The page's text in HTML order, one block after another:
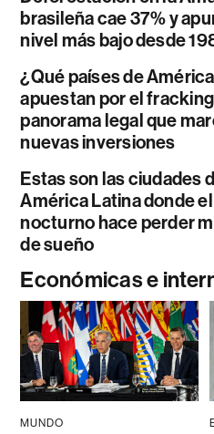
brasileña cae 37% y
nivel más bajo desde
¿Qué países de
apuestan por el
panorama legal que
nuevas inversiones
Estas son las ciudades
América Latina donde
nocturno hace perder
de sueño
Económicas e
MUNDO